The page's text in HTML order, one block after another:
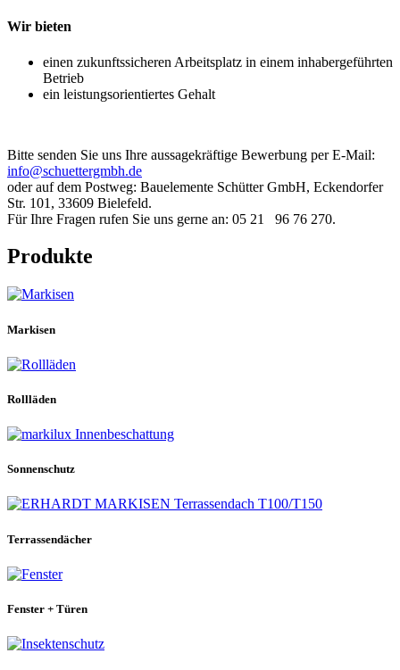
Wir bieten
einen zukunftssicheren Arbeitsplatz in einem inhabergeführten
Betrieb
ein leistungsorientiertes Gehalt
Bitte senden Sie uns Ihre aussagekräftige Bewerbung per E-Mail:
info@schuettergmbh.de
oder auf dem Postweg: Bauelemente Schütter GmbH, Eckendorfer
Str. 101, 33609 Bielefeld.
Für Ihre Fragen rufen Sie uns gerne an: 05 21 96 76 270.
Produkte
Markisen
Rollläden
Sonnenschutz
Terrassendächer
Fenster + Türen